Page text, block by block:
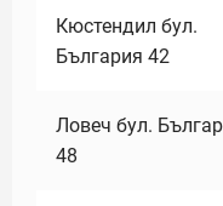
Кюстендил бул.
България 42
Ловеч бул.
48